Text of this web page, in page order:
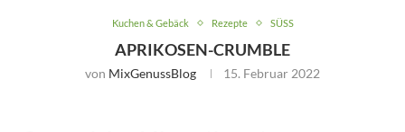
Kuchen & Gebäck Rezepte SÜSS
APRIKOSEN-CRUMBLE
von MixGenussBlog 15. Februar 2022